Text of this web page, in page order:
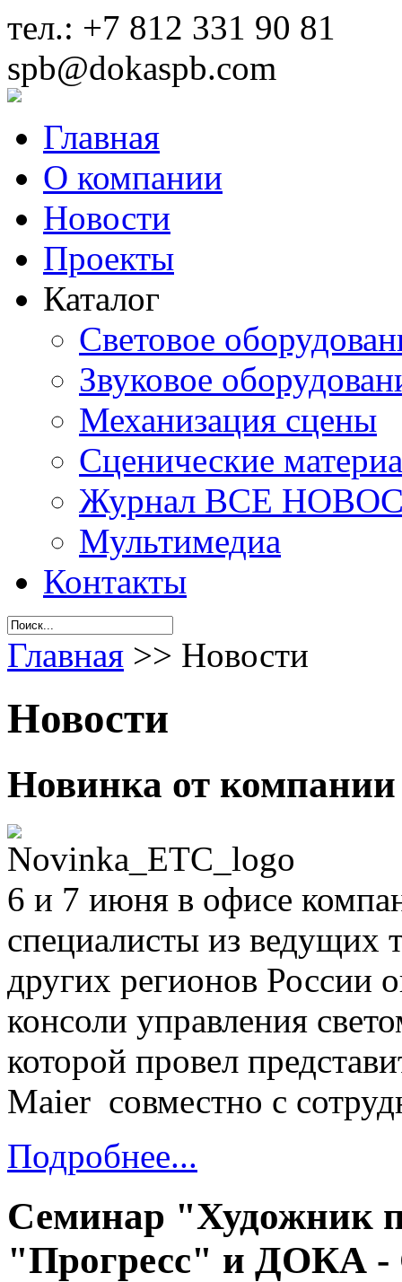
тел.: +7 812 331 90 81
spb@dokaspb.com
Главная
О компании
Новости
Проекты
Каталог
Световое
Звуковое
Механизация сцены
Сценические
Журнал ВСЕ
Мультимедиа
Контакты
Главная >> Новости
Новости
Новинка от
6 и 7 июня в офисе
специалисты из ведущих
других регионов России
консоли управления
которой провел
Maier совместно с
Подробнее...
Семинар "Художник
"Прогресс" и ДОКА -